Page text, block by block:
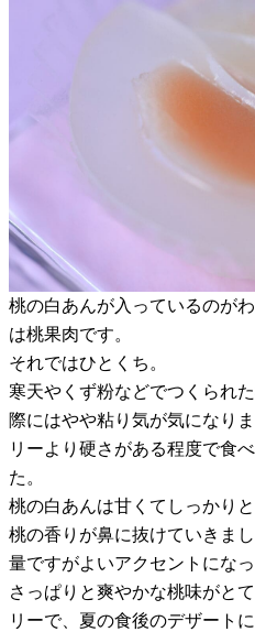
桃の白あんが入っているのが
は桃果肉です。
それではひとくち。
寒天やくず粉などでつくられ
際にはやや粘り気が気になり
リーより硬さがある程度で食
た。
桃の白あんは甘くてしっかり
桃の香りが鼻に抜けていきま
量ですがよいアクセントになっ
さっぱりと爽やかな桃味がと
リーで、夏の食後のデザート